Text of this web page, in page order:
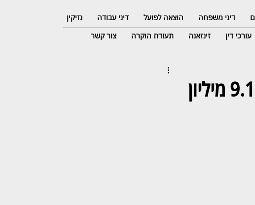
דיני משפחה הוצאה לפועל דיני עבודה
נזיקין
עורכי דין זינזאנה תעודת הוקרה צור קשר
יגאל לוי בתביעה נגד שיכון ובינוי: דורש 9.1 מיליון